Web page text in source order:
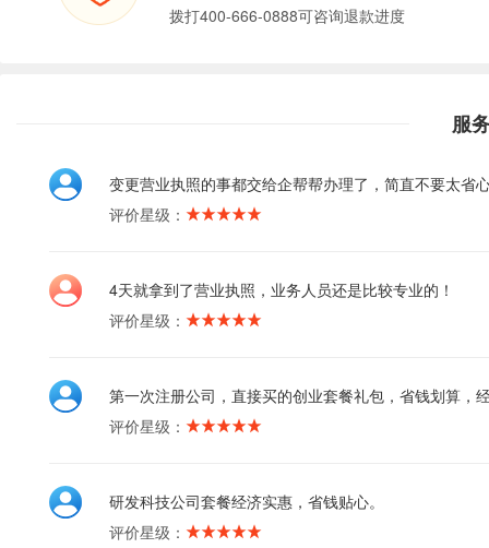
拨打400-666-0888可咨询退款进度
服
变更营业执照的事都交给企帮帮办理了，简直不要太省
评价星级：
4天就拿到了营业执照，业务人员还是比较专业的！
评价星级：
第一次注册公司，直接买的创业套餐礼包，省钱划算，
评价星级：
研发科技公司套餐经济实惠，省钱贴心。
评价星级：